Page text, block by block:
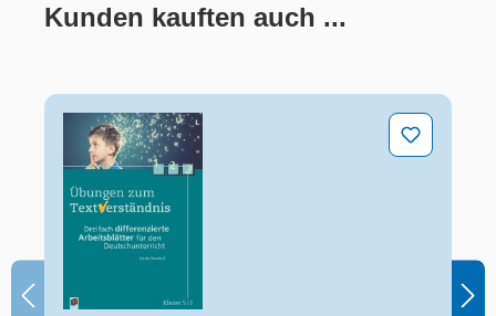
Produktgalerie überspringen
Kunden kauften auch ...
Übungen zum Textverständnis Klasse 5/6